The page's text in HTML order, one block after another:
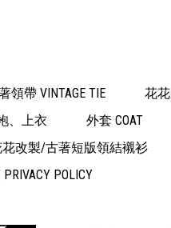
領帶 VINTAGE TIE 花花
、上衣 外套 COAT
改製/古著短版領結襯衫
POLICY